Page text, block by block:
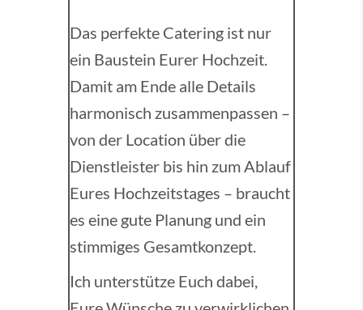
Das perfekte Catering ist nur
ein Baustein Eurer Hochzeit.
Damit am Ende alle Details
harmonisch zusammenpassen –
von der Location über die
Dienstleister bis hin zum Ablauf
Eures Hochzeitstages – braucht
es eine gute Planung und ein
stimmiges Gesamtkonzept.
Ich unterstütze Euch dabei,